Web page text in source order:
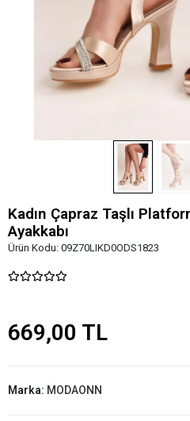
Kadın Çapraz Taşlı
Ayakkabı
Ürün Kodu: 09Z70LIKD0ODS1823
669,00 TL
Marka: MODAONN